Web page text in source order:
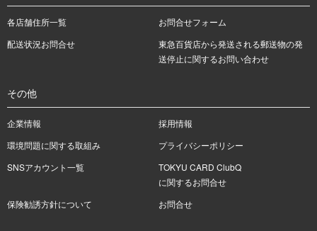
各店舗住所一覧
お問合せフォーム
配送状況お問合せ
東急百貨店から発送される郵送物の発
送停止に関するお問い合わせ
その他
企業情報
採用情報
環境問題に関する取組み
プライバシーポリシー
SNSアカウント一覧
TOKYU CARD ClubQ
に関するお問合せ
保険勧誘方針について
お問合せ